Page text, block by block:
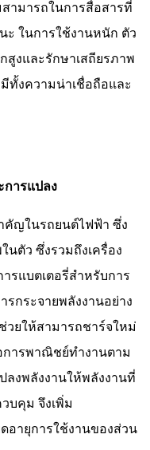
ามารถในการสื่อสารที่
ะ ในการใช้งานหนัก ตัว
สูงและรักษาเสถียรภาพ
ทั้งความน่าเชื่อถือและ
การแปลง
คัญในรถยนต์ไฟฟ้า ซึ่ง
ตัว ซึ่งรวมถึงเครื่อง
รแบตเตอรี่สำหรับการ
กระจายพลังงานอย่าง
วยให้สามารถชาร์จใหม่
การพาณิชย์ทำงานตาม
ลงพลังงานให้พลังงานที่
บคุม จึงเพิ่ม
อายุการใช้งานของส่วน